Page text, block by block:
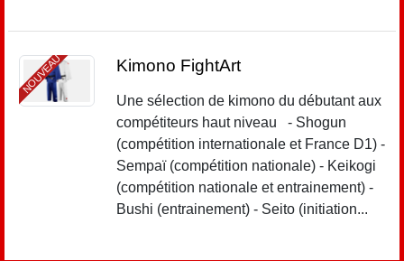
NOUVEAU Kimono FightArt
Une sélection de kimono du débutant aux
compétiteurs haut niveau - Shogun
(compétition internationale et France D1) -
Sempaï (compétition nationale) - Keikogi
(compétition nationale et entrainement) -
Bushi (entrainement) - Seito (initiation...